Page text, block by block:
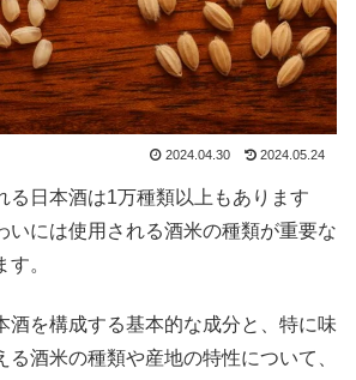
2024.04.30 2024.05.24
る日本酒は1万種類以上もあります
いには使用される酒米の種類が重要な
。
酒を構成する基本的な成分と、特に味
る酒米の種類や産地の特性について、